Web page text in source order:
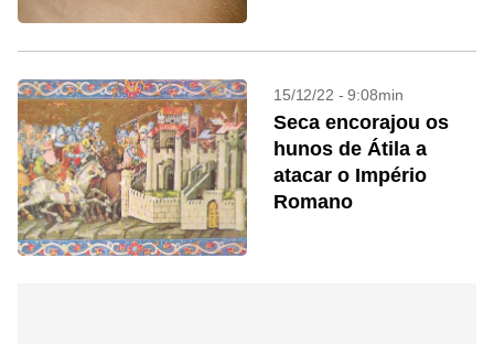
15/12/22 - 9:08min
Seca encorajou os
hunos de Átila a
atacar o Império
Romano